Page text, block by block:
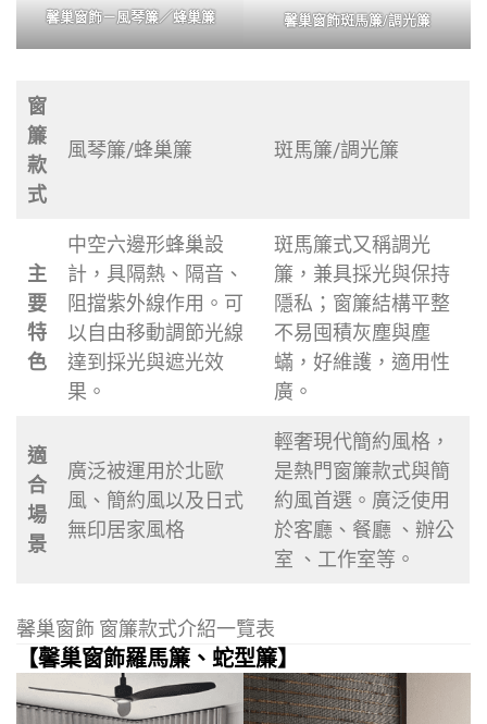
馨巢窗飾－風琴簾／蜂巢簾 馨巢窗飾斑馬簾/調光簾
窗
簾
款
式
風琴簾/蜂巢簾 斑馬簾/調光簾
主
要
特
色
中空六邊形蜂巢設
計，具隔熱、隔音、
阻擋紫外線作用。可
以自由移動調節光線
達到採光與遮光效
果。
斑馬簾式又稱調光
簾，兼具採光與保持
隱私；窗簾結構平整
不易囤積灰塵與塵
蟎，好維護，適用性
廣。
適
合
場
景
廣泛被運用於北歐
風、簡約風以及日式
無印居家風格
輕奢現代簡約風格，
是熱門窗簾款式與簡
約風首選。廣泛使用
於客廳、餐廳 、辦公
室 、工作室等。
馨巢窗飾 窗簾款式介紹一覽表
【馨巢窗飾羅馬簾、蛇型簾】